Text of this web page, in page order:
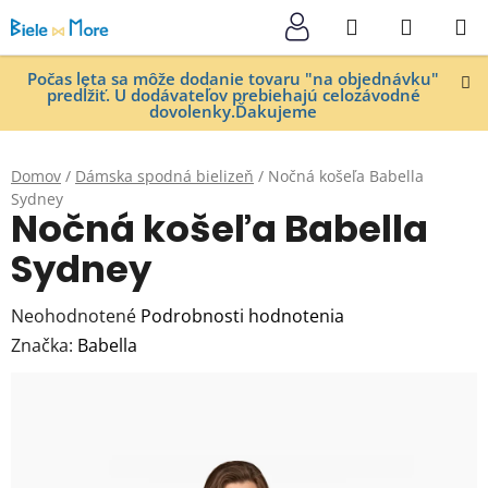
na
obsah
Počas leta sa môže dodanie tovaru "na objednávku"
predĺžiť. U dodávateľov prebiehajú celozávodné
dovolenky.Ďakujeme
Hľadať
KOŠÍK
Domov / Dámska spodná bielizeň / Nočná košeľa Babella
Sydney
Nočná košeľa Babella
Sydney
Priemerné
hodnotenie
Neohodnotené Podrobnosti hodnotenia
Značka: Babella